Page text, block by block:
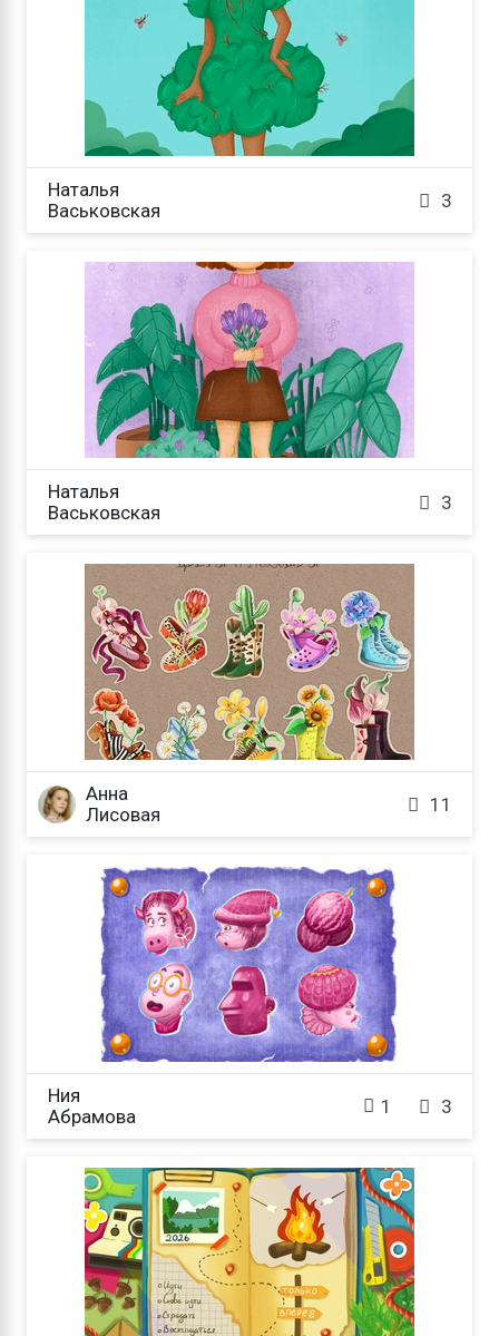
Наталья
Васьковская
3
Наталья
Васьковская
3
Анна
Лисовая
11
Ния
Абрамова
1 3